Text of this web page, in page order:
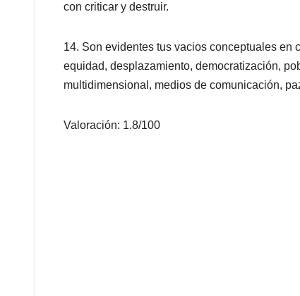
con criticar y destruir.
14. Son evidentes tus vacios conceptuales en
equidad, desplazamiento, democratización,
multidimensional, medios de comunicación,
Valoración: 1.8/100